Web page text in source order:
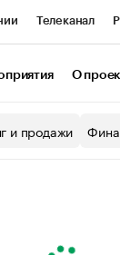
Телеканал
Бизнес
О
и продажи